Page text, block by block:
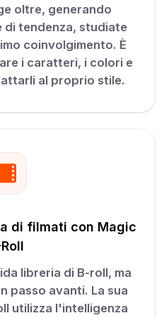
oltre, generando
di tendenza, studiate
coinvolgimento. È
i caratteri, i colori e
al proprio stile.
di filmati con Magic
libreria di B-roll, ma
passo avanti. La sua
utilizza l'intelligenza